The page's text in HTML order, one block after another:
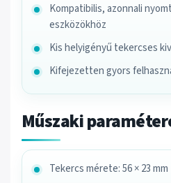
Kompatibilis, azonnali
eszközökhöz
Kis helyigényű tekercses
Kifejezetten gyors
Műszaki
Tekercs mérete: 56 × 23 mm